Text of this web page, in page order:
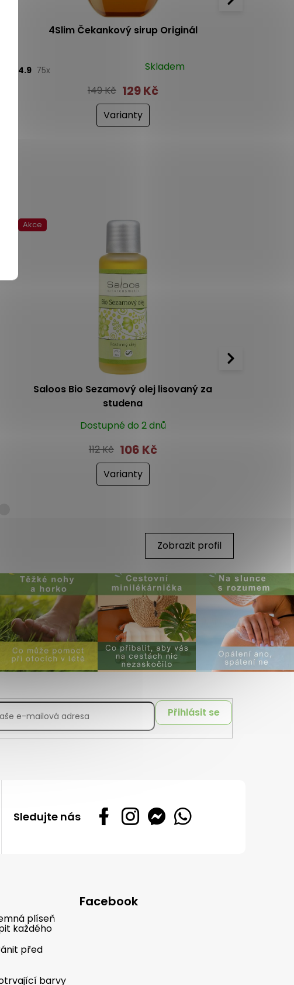
4Slim Čekankový sirup Originál
4.9 75x
Skladem
149 Kč 129 Kč
Varianty
Akce
Saloos Bio Sezamový olej lisovaný za
studena
Dostupné do 2 dnů
112 Kč 106 Kč
Varianty
Zobrazit profil
Přihlásit se
Sledujte nás
plíseň
každého
před
barvy
Facebook